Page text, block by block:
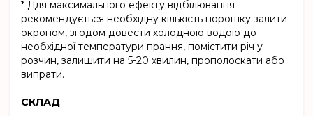
* Для максимального ефекту відбілювання
рекомендується необхідну кількість порошку залити
окропом, згодом довести холодною водою до
необхідної температури прання, помістити річ у
розчин, залишити на 5-20 хвилин, прополоскати або
випрати.
СКЛАД